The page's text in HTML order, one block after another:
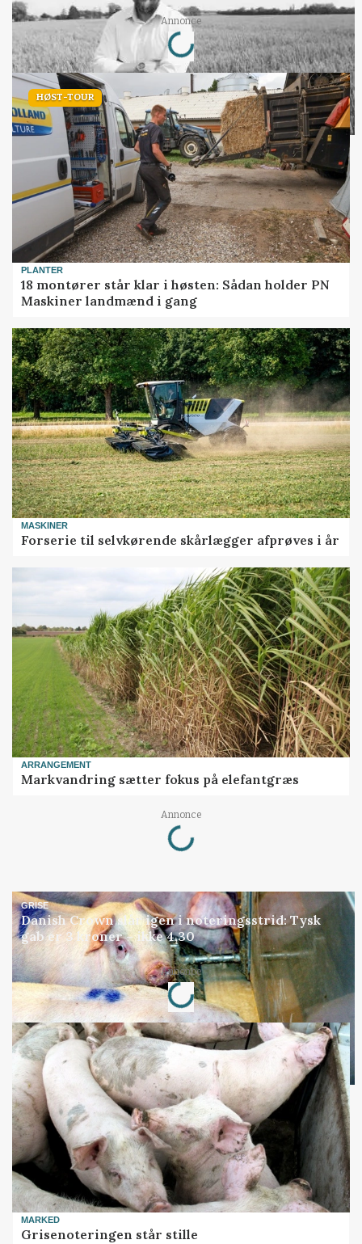
Annonce
Loading...
HØST-TOUR
PLANTER
18 montører står klar i høsten: Sådan holder PN
Maskiner landmænd i gang
MASKINER
Forserie til selvkørende skårlægger afprøves i år
ARRANGEMENT
Markvandring sætter fokus på elefantgræs
Annonce
Loading...
GRISE
Danish Crown slår igen i noteringsstrid: Tysk
gab er 3 kroner – ikke 4,30
Annonce
Loading...
MARKED
Grisenoteringen står stille